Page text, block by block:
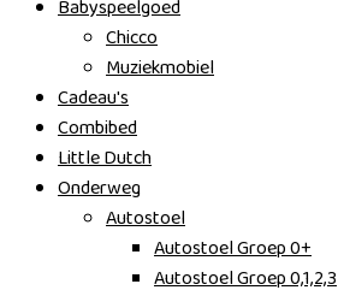
Babyspeelgoed
Chicco
Muziekmobiel
Cadeau's
Combibed
Little Dutch
Onderweg
Autostoel
Autostoel Groep 0+
Autostoel Groep 0,1,2,3